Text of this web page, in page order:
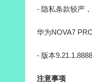
- 隐私条款较严
华为NOVA7
- 版本
注意事项